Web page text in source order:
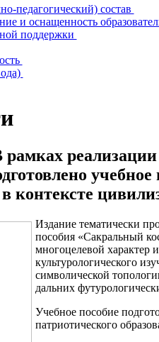
педагогический) состав
и оснащенность
поддержки
рамках
контексте
Издание тематически
пособия «Сакральный
многоцелевой характер
культурологического
символической
дальних
Учебное пособие
патриотического